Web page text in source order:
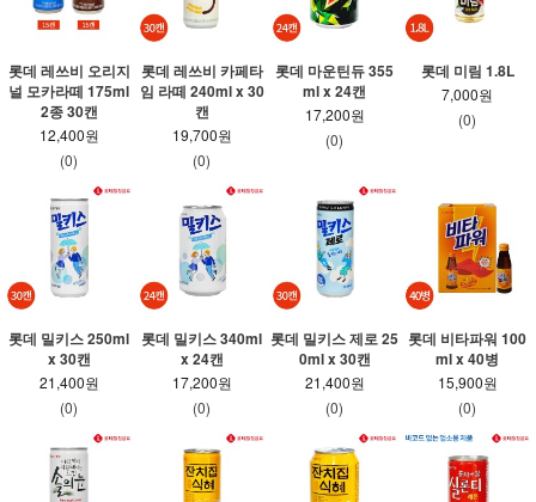
롯데 레쓰비 오리지
널 모카라떼 175ml
2종 30캔
12,400원
(0)
롯데 레쓰비 카페타
임 라떼 240ml x 30
캔
19,700원
(0)
롯데 마운틴듀 355
ml x 24캔
17,200원
(0)
롯데 미림 1.8L
7,000원
(0)
롯데 밀키스 250ml
x 30캔
21,400원
(0)
롯데 밀키스 340ml
x 24캔
17,200원
(0)
롯데 밀키스 제로 25
0ml x 30캔
21,400원
(0)
롯데 비타파워 100
ml x 40병
15,900원
(0)